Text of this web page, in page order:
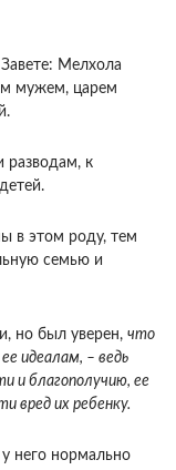
Мелхола
мужем, царем
разводам, к
в этом роду, тем
семью и
но был уверен, что
идеалам, – ведь
и благополучию, ее
вред их ребенку.
него нормально